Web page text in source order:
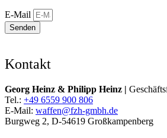
E-Mail
Senden
Kontakt
Georg Heinz & Philipp Heinz |
Tel.: +49 6559 900 806
E-Mail: waffen@fzh-gmbh.de
Burgweg 2, D-54619 Großkampenberg